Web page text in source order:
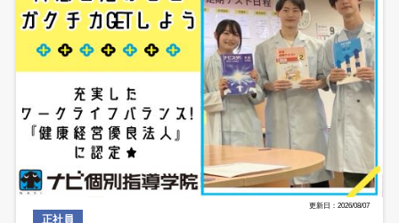
更新日：2026/08/07
正社員